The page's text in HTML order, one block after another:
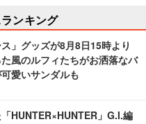
ンキング
」グッズが8月8日15時より
風のルフィたちがお洒落なバ
愛いサンダルも
HUNTER×HUNTER」G.I.編